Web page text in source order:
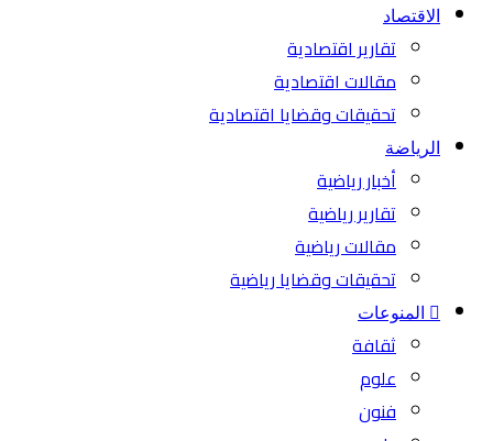
الاقتصاد
تقارير اقتصادية
مقالات اقتصادية
تحقيقات وقضايا اقتصادية
الرياضة
أخبار رياضية
تقارير رياضية
مقالات رياضية
تحقيقات وقضايا رياضية
المنوعات
ثقافة
علوم
فنون